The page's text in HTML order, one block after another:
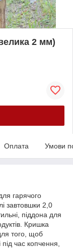
2 мм)
Оплата Умови
гарячого
завтовшки 2,0
піддона для
Кришка
того, щоб
час копчення,